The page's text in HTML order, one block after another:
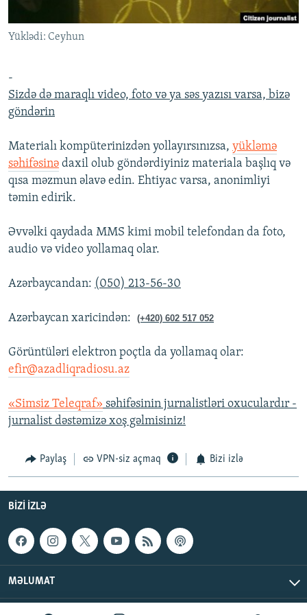
KARIKATURA
AZƏRBAYCAN ƏDƏBIYYATI KITABXANASI
İSLAM VƏ DEMOKRATIYA
PEŞƏ ETIKASI VƏ JURNALISTIKA STANDARTLARIMIZ
AZADLIQRADIOSU MOBIL TELEFONUNUZDA
BIZIMLƏ ƏLAQƏ
BIZI IZLƏ
RFE/RL-in bütün saytları
Yüklədi: Ceyhun
-
Sizdə də maraqlı video, foto və ya səs yazısı varsa, bizə
göndərin
Materialı kompüterinizdən yollayırsınızsa, yükləmə
səhifəsinə daxil olub göndərdiyiniz materiala başlıq və
qısa məzmun əlavə edin. Ehtiyac varsa, anonimliyi
təmin edirik.
Əvvəlki qaydada MMS kimi mobil telefondan da foto,
audio və video yollamaq olar.
Azərbaycandan: (050) 213-56-30
Azərbaycan xaricindən: (+420) 602 517 052
Görüntüləri elektron poçtla da yollamaq olar:
efir@azadliqradiosu.az
«Simsiz Teleqraf» səhifəsinin jurnalistləri oxuculardır -
jurnalist dəstəmizə xoş gəlmisiniz!
Paylaş VPN-siz açmaq Bizi izlə
BIZI IZLƏ
MƏLUMAT